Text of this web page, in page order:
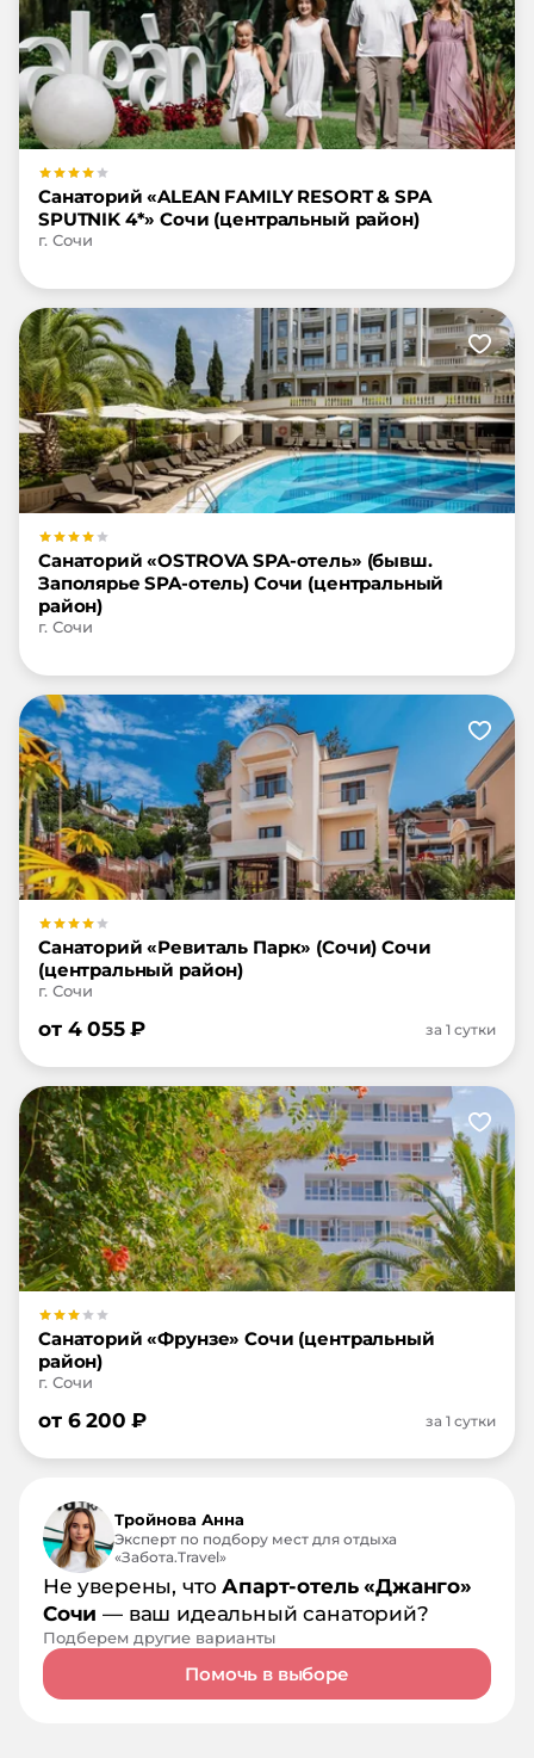
Санаторий «ALEAN FAMILY RESORT & SPA
SPUTNIK 4*» Сочи (центральный район)
г. Сочи
Санаторий «OSTROVA SPA-отель» (бывш.
Заполярье SPA-отель) Сочи (центральный
район)
г. Сочи
Санаторий «Ревиталь Парк» (Сочи) Сочи
(центральный район)
г. Сочи
от 4 055₽ за 1 сутки
Санаторий «Фрунзе» Сочи (центральный
район)
г. Сочи
от 6 200 ₽ за 1 сутки
Тройнова Анна
Эксперт по подбору мест для отдыха
«Забота.Travel»
Не уверены, чтоАпарт-отель «Джанго»
Сочи — ваш идеальный санаторий?
Подберем другие варианты
Помочь в выборе